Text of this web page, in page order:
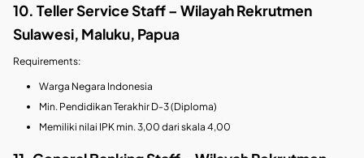
10. Teller Service Staff – Wilayah Rekrutmen
Sulawesi, Maluku, Papua
Requirements:
Warga Negara Indonesia
Min. Pendidikan Terakhir D-3 (Diploma)
Memiliki nilai IPK min. 3,00 dari skala 4,00